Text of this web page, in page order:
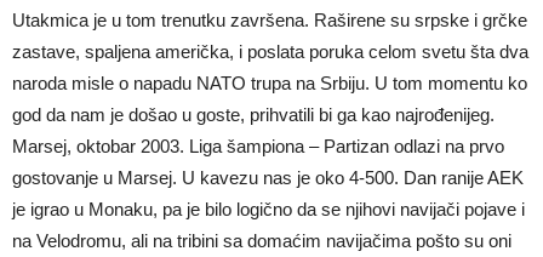
Utakmica je u tom trenutku završena. Raširene su srpske i grčke
zastave, spaljena američka, i poslata poruka celom svetu šta dva
naroda misle o napadu NATO trupa na Srbiju. U tom momentu ko
god da nam je došao u goste, prihvatili bi ga kao najrođenijeg.
Marsej, oktobar 2003. Liga šampiona – Partizan odlazi na prvo
gostovanje u Marsej. U kavezu nas je oko 4-500. Dan ranije AEK
je igrao u Monaku, pa je bilo logično da se njihovi navijači pojave i
na Velodromu, ali na tribini sa domaćim navijačima pošto su oni